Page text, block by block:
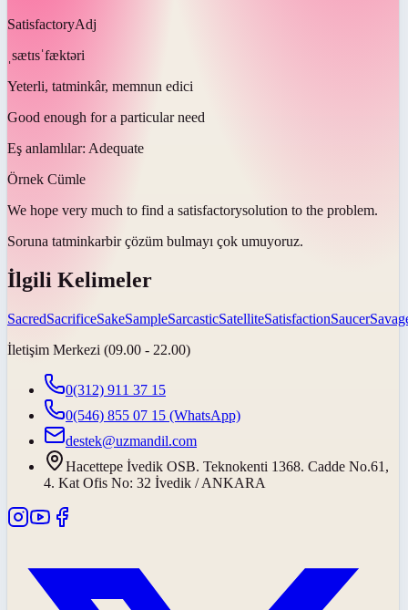
SatisfactoryAdj
ˌsætɪsˈfæktəri
Yeterli, tatminkâr, memnun edici
Good enough for a particular need
Eş anlamlılar: Adequate
Örnek Cümle
We hope very much to find a satisfactorysolution to the problem.
Soruna tatminkarbir çözüm bulmayı çok umuyoruz.
İlgili Kelimeler
SacredSacrificeSakeSampleSarcasticSatelliteSatisfactionSaucer
İletişim Merkezi (09.00 - 22.00)
0(312) 911 37 15
0(546) 855 07 15 (WhatsApp)
destek@uzmandil.com
Hacettepe İvedik OSB. Teknokenti 1368. Cadde No.61,
4. Kat Ofis No: 32 İvedik / ANKARA